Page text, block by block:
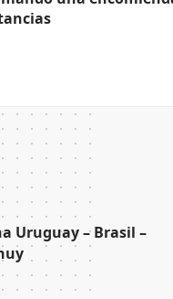
Uruguay – Brasil –